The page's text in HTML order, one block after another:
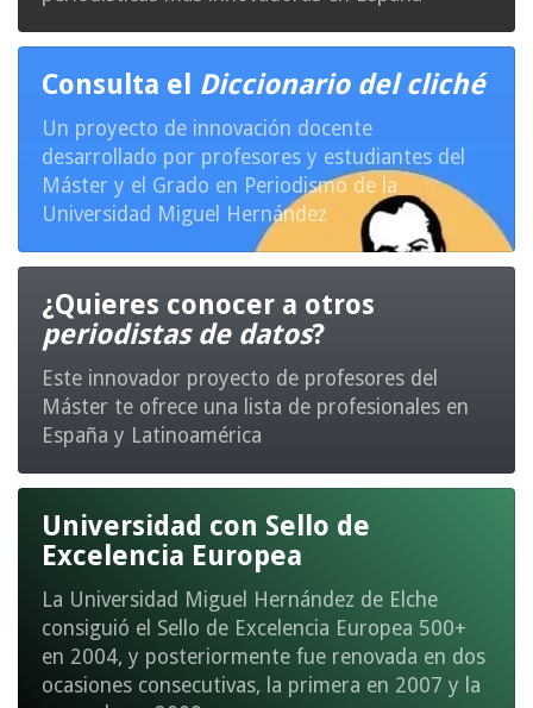
Consulta el Diccionario del cliché
Un proyecto de innovación docente
desarrollado por profesores y estudiantes del
Máster y el Grado en Periodismo de la
Universidad Miguel Hernández
¿Quieres conocer a otros
periodistas de datos?
Este innovador proyecto de profesores del
Máster te ofrece una lista de profesionales en
España y Latinoamérica
Universidad con Sello de
Excelencia Europea
La Universidad Miguel Hernández de Elche
consiguió el Sello de Excelencia Europea 500+
en 2004, y posteriormente fue renovada en dos
ocasiones consecutivas, la primera en 2007 y la